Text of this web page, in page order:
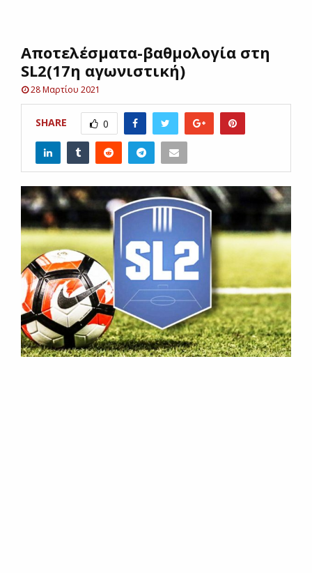
UΑποτελέσματα-βαθμολογία στη
SL2(17η αγωνιστική)
28 Μαρτίου 2021
SHARE 0